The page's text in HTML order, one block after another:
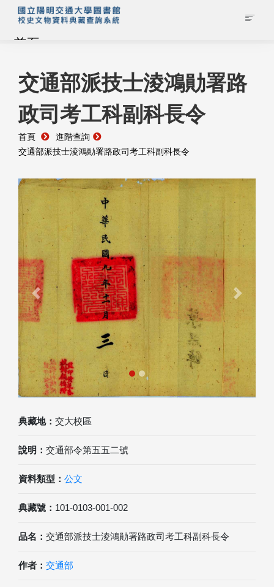
首頁
藏品查詢
校史館簡介
藏品清單全覽
資料調閱申請
管理者登入
交通部派技士淩鴻勛署路
政司考工科副科長令
首頁
進階查詢
交通部派技士淩鴻勛署路政司考工科副科長令
典藏地： 交大校區
說明： 交通部令第五五二號
資料類型： 公文
典藏號： 101-0103-001-002
品名： 交通部派技士淩鴻勛署路政司考工科副科長令
作者： 交通部
Previous Next